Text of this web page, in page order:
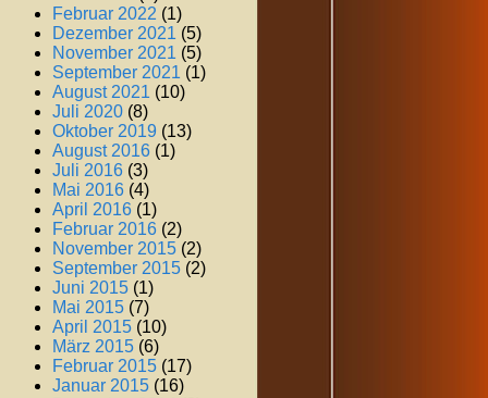
Februar 2022 (1)
Dezember 2021 (5)
November 2021 (5)
September 2021 (1)
August 2021 (10)
Juli 2020 (8)
Oktober 2019 (13)
August 2016 (1)
Juli 2016 (3)
Mai 2016 (4)
April 2016 (1)
Februar 2016 (2)
November 2015 (2)
September 2015 (2)
Juni 2015 (1)
Mai 2015 (7)
April 2015 (10)
März 2015 (6)
Februar 2015 (17)
Januar 2015 (16)